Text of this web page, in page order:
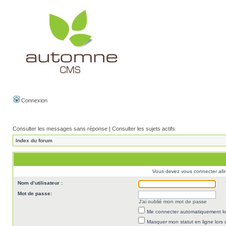
Connexion
Consulter les messages sans réponse | Consulter les sujets actifs
Index du forum
Vous devez vous connecter
Nom d’utilisateur :
Mot de passe:
J’ai oublié mon mot de passe
Me connecter automatiquement
Masquer mon statut en ligne lors